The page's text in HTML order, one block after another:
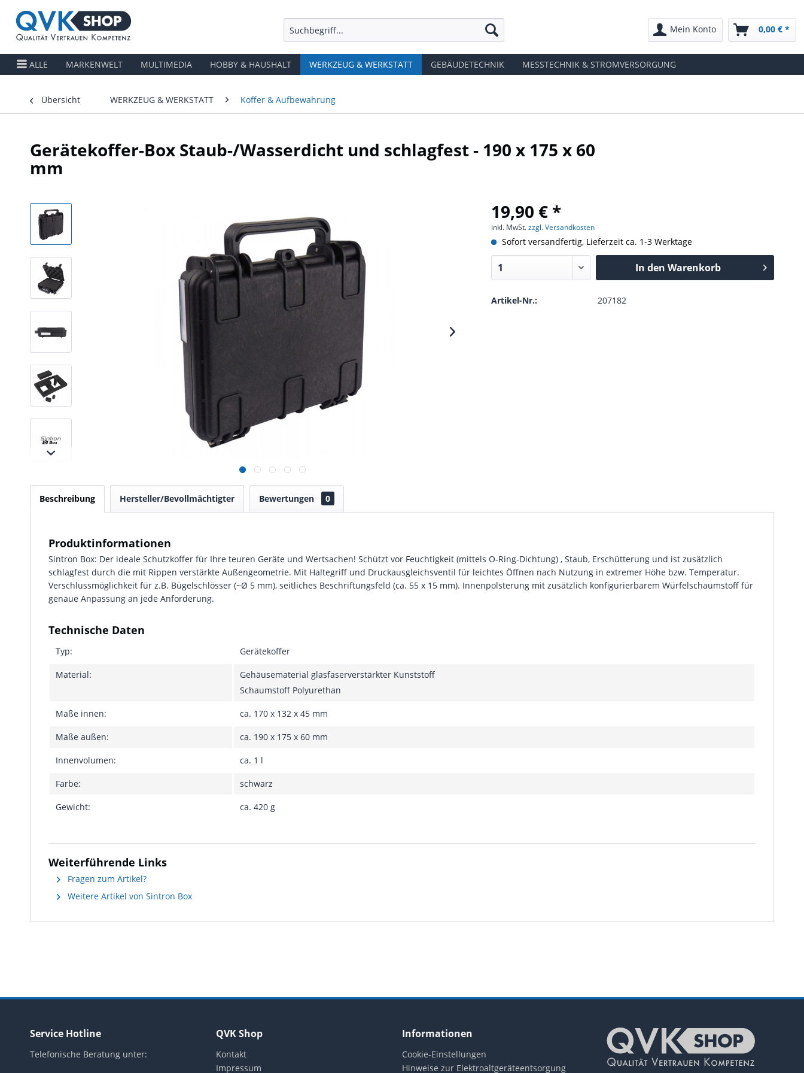
Mein Konto 0,00 € *
ALLE MARKENWELT MULTIMEDIA HOBBY & HAUSHALT WERKZEUG & WERKSTATT GEBÄUDETECHNIK MESSTECHNIK & STROMVERSORGUNG
Übersicht WERKZEUG & WERKSTATT Koffer & Aufbewahrung
Gerätekoffer-Box Staub-/Wasserdicht und schlagfest - 190 x 175 x 60
mm
19,90 € *
inkl. MwSt.zzgl. Versandkosten
Sofort versandfertig, Lieferzeit ca. 1-3 Werktage
In den Warenkorb
Artikel-Nr.: 207182
Beschreibung Hersteller/Bevollmächtigter Bewertungen 0
Produktinformationen
Sintron Box: Der ideale Schutzkoffer für Ihre teuren Geräte und Wertsachen! Schützt vor Feuchtigkeit (mittels O-Ring-Dichtung) , Staub, Erschütterung und ist zusätzlich
schlagfest durch die mit Rippen verstärkte Außengeometrie. Mit Haltegriff und Druckausgleichsventil für leichtes Öffnen nach Nutzung in extremer Höhe bzw. Temperatur.
Verschlussmöglichkeit für z.B. Bügelschlösser (~Ø 5 mm), seitliches Beschriftungsfeld (ca. 55 x 15 mm). Innenpolsterung mit zusätzlich konfigurierbarem Würfelschaumstoff für
genaue Anpassung an jede Anforderung.
Technische Daten
Typ: Gerätekoffer
Material:
Gehäusematerial glasfaserverstärkter Kunststoff
Schaumstoff Polyurethan
Maße innen: ca. 170 x 132 x 45 mm
Maße außen: ca. 190 x 175 x 60 mm
Innenvolumen: ca. 1 l
Farbe: schwarz
Gewicht: ca. 420 g
Weiterführende Links
Fragen zum Artikel?
Weitere Artikel von Sintron Box
Service Hotline
Telefonische Beratung unter:
QVK Shop
Kontakt
Impressum
Informationen
Cookie-Einstellungen
Hinweise zur Elektroaltgeräteentsorgung